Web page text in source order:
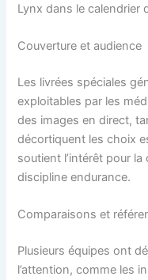
Lynx dans le calendrier
Couverture et audience
Les livrées spéciales
exploitables par les
des images en direct,
décortiquent les choix
soutient l’intérêt pour
discipline endurance.
Comparaisons et
Plusieurs équipes ont
l’attention, comme les